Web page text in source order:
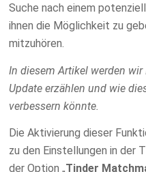
Suche nach einem
ihnen die Möglichkeit zu
mitzuhören.
In diesem Artikel werden
Update erzählen und wie
verbessern könnte.
Die Aktivierung dieser
zu den Einstellungen in der
der Option „Tinder